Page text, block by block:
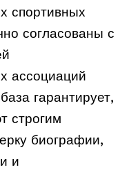
спортивных
согласованы с
ассоциаций
гарантирует,
строгим
биографии,
и